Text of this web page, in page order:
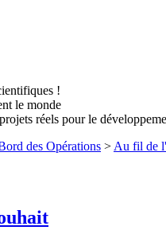
!
le monde
réels pour le
des Opérations > Au fil de